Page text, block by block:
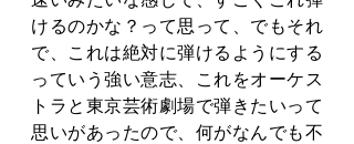
けるのかな？って思って、でもそれ
で、これは絶対に弾けるようにする
っていう強い意志、これをオーケス
トラと東京芸術劇場で弾きたいって
思いがあったので、何がなんでも不